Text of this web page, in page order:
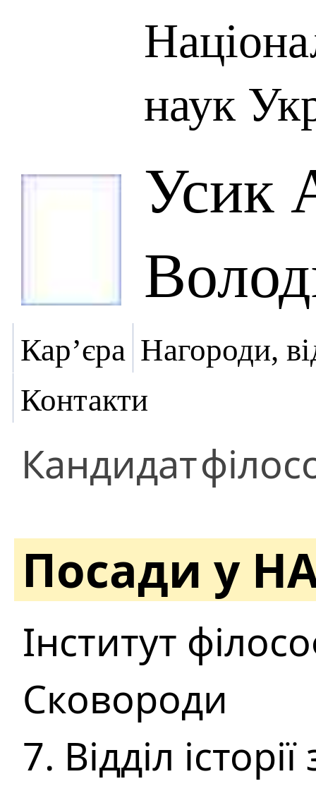
наук
Усик
Кар’єра Нагороди,
Контакти
Кандидат
Посади у
Інститут
Сковороди
7. Відділ